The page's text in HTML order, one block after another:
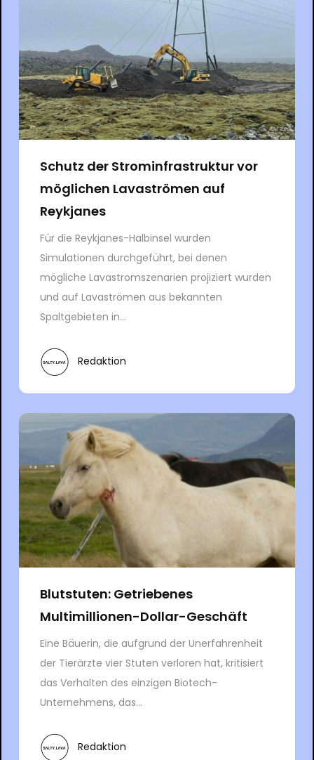
Schutz der Strominfrastruktur vor
möglichen Lavaströmen auf
Reykjanes
Für die Reykjanes-Halbinsel wurden
Simulationen durchgeführt, bei denen
mögliche Lavastromszenarien projiziert wurden
und auf Lavaströmen aus bekannten
Spaltgebieten in...
Redaktion
Blutstuten: Getriebenes
Multimillionen-Dollar-Geschäft
Eine Bäuerin, die aufgrund der Unerfahrenheit
der Tierärzte vier Stuten verloren hat, kritisiert
das Verhalten des einzigen Biotech-
Unternehmens, das...
Redaktion